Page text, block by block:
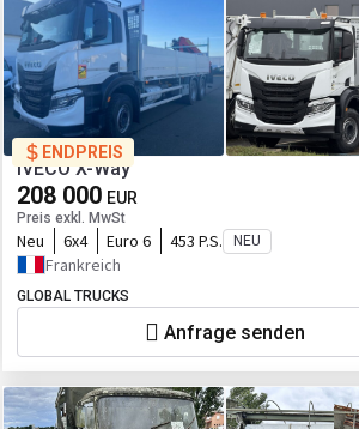
ENDPREIS
IVECO X-Way
208 000 EUR
Preis exkl. MwSt
Neu 6x4 Euro 6 453 P.S. NEU
Frankreich
GLOBAL TRUCKS
Anfrage senden